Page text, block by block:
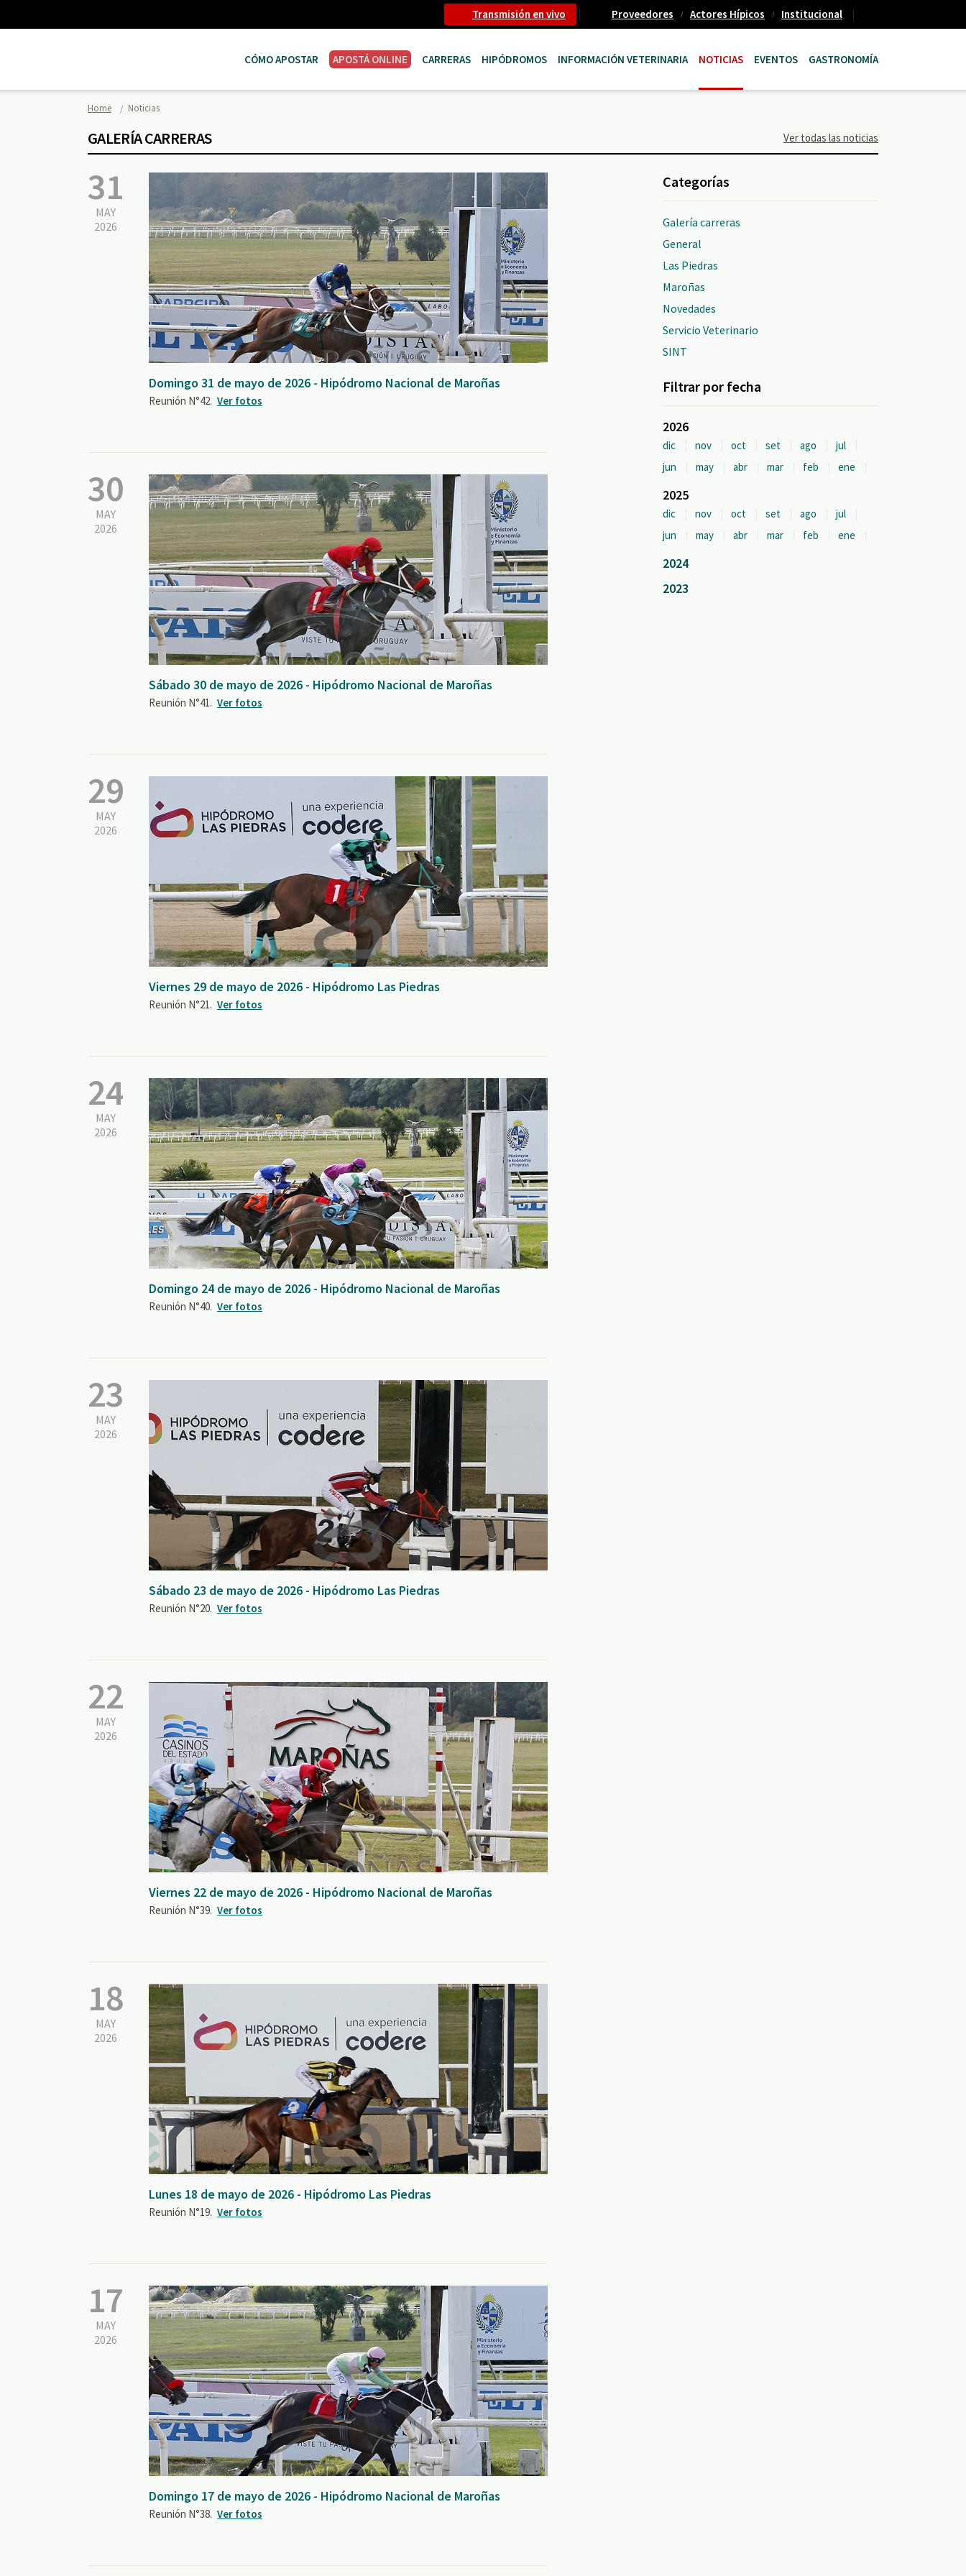
Transmisión en vivo Proveedores Actores Hípicos Institucional
CÓMO APOSTAR APOSTÁ ONLINE CARRERAS HIPÓDROMOS INFORMACIÓN VETERINARIA NOTICIAS EVENTOS GASTRONOMÍA
Home Noticias
GALERÍA CARRERAS Ver todas las noticias
31
MAY
2026
Domingo 31 de mayo de 2026 - Hipódromo Nacional de Maroñas
Reunión N°42. Ver fotos
30
MAY
2026
Sábado 30 de mayo de 2026 - Hipódromo Nacional de Maroñas
Reunión N°41. Ver fotos
29
MAY
2026
Viernes 29 de mayo de 2026 - Hipódromo Las Piedras
Reunión N°21. Ver fotos
24
MAY
2026
Domingo 24 de mayo de 2026 - Hipódromo Nacional de Maroñas
Reunión N°40. Ver fotos
23
MAY
2026
Sábado 23 de mayo de 2026 - Hipódromo Las Piedras
Reunión N°20. Ver fotos
22
MAY
2026
Viernes 22 de mayo de 2026 - Hipódromo Nacional de Maroñas
Reunión N°39. Ver fotos
18
MAY
2026
Lunes 18 de mayo de 2026 - Hipódromo Las Piedras
Reunión N°19. Ver fotos
17
MAY
2026
Domingo 17 de mayo de 2026 - Hipódromo Nacional de Maroñas
Reunión N°38. Ver fotos
Categorías
Galería carreras
General
Las Piedras
Maroñas
Novedades
Servicio Veterinario
SINT
Filtrar por fecha
2026
dic nov oct set ago
jul
jun
may abr mar feb ene
2025
dic nov oct set ago
jul
jun
may abr mar feb ene
2024
2023